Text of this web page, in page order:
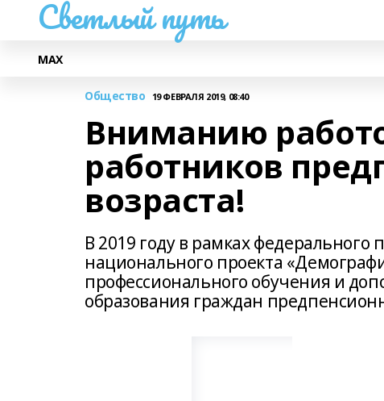
Светлый путь
МАХ
Общество 19 ФЕВРАЛЯ 2019, 08:40
Вниманию
работников
возраста!
В 2019 году в рамках федерального
национального проекта
профессионального обучения и
образования граждан